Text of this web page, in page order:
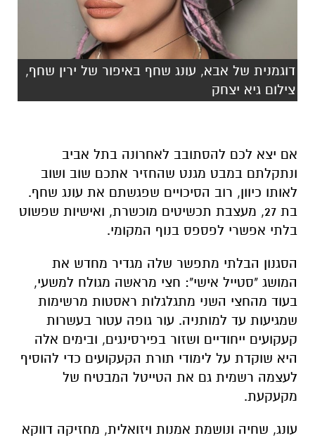
דוגמנית של אבא, עונג שחף באיפור של ירין שחף,
צילום גיא יצחק
אם יצא לכם להסתובב לאחרונה בתל אביב
ונתקלתם במבט מגנט שהחזיר אתכם שוב ושוב
לאותו כיוון, רוב הסיכויים שפגשתם את עונג שחף.
בת 27, מעצבת תכשיטים מוכשרת, ואישיות שפשוט
בלתי אפשרי לפספס בנוף המקומי.
הסגנון הבלתי מתפשר שלה מגדיר מחדש את
המושג "סטייל אישי": חצי מראשה מגולח למשעי,
בעוד מהחצי השני מתגלגלות ראסטות מרשימות
שמגיעות עד למותניה. עור גופה עטור בעשרות
קעקועים ייחודיים ושזור בפירסינגים, ובימים אלה
היא שוקדת על לימודי תורת הקעקועים כדי להוסיף
לעצמה רשמית גם את הטייטל המבטיח של
מקעקעת.
עונג, שחיה ונושמת אמנות ויזואלית, מחזיקה דווקא